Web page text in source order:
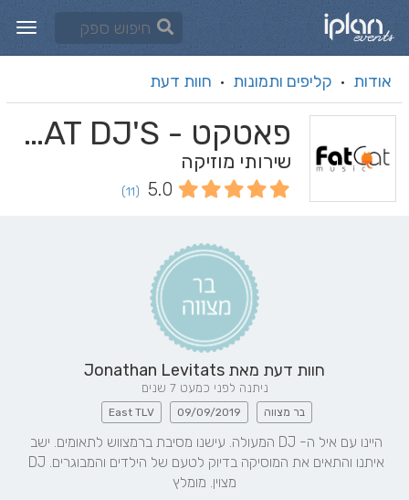
אודות · קליפים ותמונות · חוות דעת
פאטקט - FATCAT DJ'S
שירותי מוזיקה
5.0
(11)
חוות דעת מאת Jonathan Levitats
ניתנה לפני כמעט 7 שנים
בר מצווה 09/09/2019
East TLV
מצוין. מומלץ